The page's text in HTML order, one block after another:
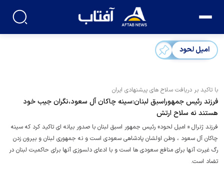
امیل لحود
با تاکید بر دریافت سلاح های پیشنهادی ایران
فرزند رئیس جمهوراسبق لبنان:سینه چاکان آل سعود،نگران جیب خود
هستند نه سلاح ارتش
فرزند ژنرال « امیل لحود» رئیس جمهور اسبق لبنان با صدور بیانه ای تاکید کرد که سینه
چاکان آل سعود ، وطن اولشان پادشاهی سعودی است و نه جمهوری لبنان و بیرون زدن
رگ غیرت آنها برای منافع سعودی ها است و با ادعای دلسوزی آنها برای حاکمیت لبنان در
تضاد است.